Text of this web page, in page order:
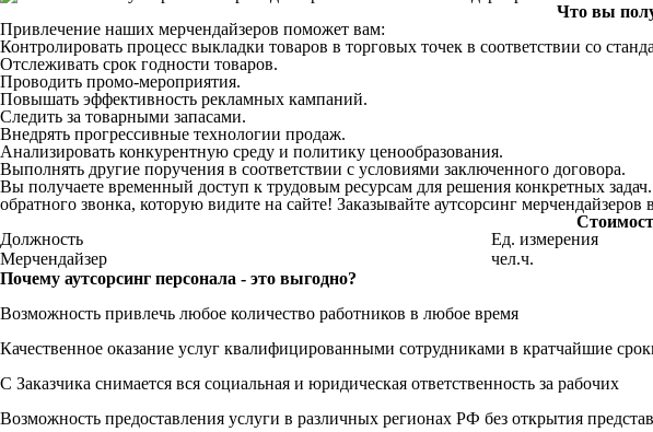
Что вы
Привлечение наших мерчендайзеров поможет вам:
Контролировать процесс выкладки товаров в торговых точек в соответствии со
Отслеживать срок годности товаров.
Проводить промо-мероприятия.
Повышать эффективность рекламных кампаний.
Следить за товарными запасами.
Внедрять прогрессивные технологии продаж.
Анализировать конкурентную среду и политику ценообразования.
Выполнять другие поручения в соответствии с условиями заключенного договора.
Вы получаете временный доступ к трудовым ресурсам для решения конкретных
обратного звонка, которую видите на сайте! Заказывайте аутсорсинг
Должность
Ед. измерения
Мерчендайзер
чел.ч.
Почему аутсорсинг персонала - это выгодно?
Возможность привлечь любое количество работников в любое время
Качественное оказание услуг квалифицированными сотрудниками в кратчайшие
С Заказчика снимается вся социальная и юридическая ответственность за рабочих
Возможность предоставления услуги в различных регионах РФ без открытия